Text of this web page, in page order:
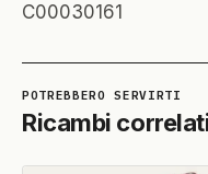
C00030161
Ricambi